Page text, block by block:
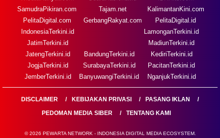
SamudraPikiran.com
PelitaDigital.com
Tajam.net
GerbangRakyat.com
KalimantanKini.com
PelitaDigital.id
IndonesiaTerkini.id
JatimTerkini.id
JatengTerkini.id
JogjaTerkini.id
JemberTerkini.id
BandungTerkini.id
SurabayaTerkini.id
BanyuwangiTerkini.id
LamonganTerkini.id
MadiunTerkini.id
KediriTerkini.id
PacitanTerkini.id
NganjukTerkini.id
DISCLAIMER KEBIJAKAN PRIVASI
PASANG IKLAN
PEDOMAN MEDIA SIBER
TENTANG KAMI
© 2026 PEWARTA NETWORK - INDONESIA DIGITAL MEDIA ECOSYSTEM.